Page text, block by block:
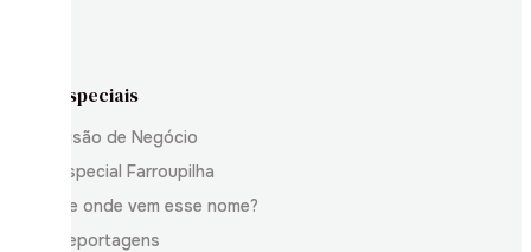
Especiais
Visão de Negócio
Especial Farroupilha
De onde vem esse nome?
Reportagens